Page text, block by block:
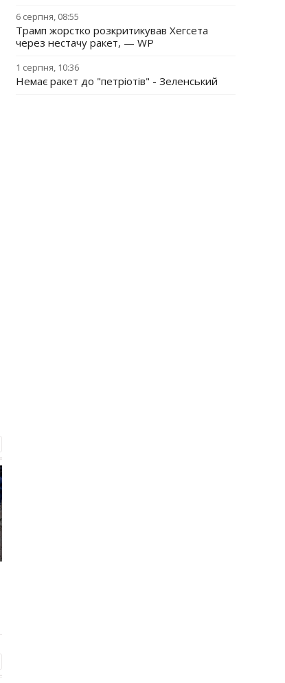
6 серпня, 08:55
Трамп жорстко розкритикував Хегсета
через нестачу ракет, — WP
1 серпня, 10:36
Немає ракет до "петріотів" - Зеленський